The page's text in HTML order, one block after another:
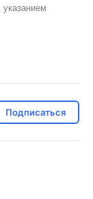
Подписаться